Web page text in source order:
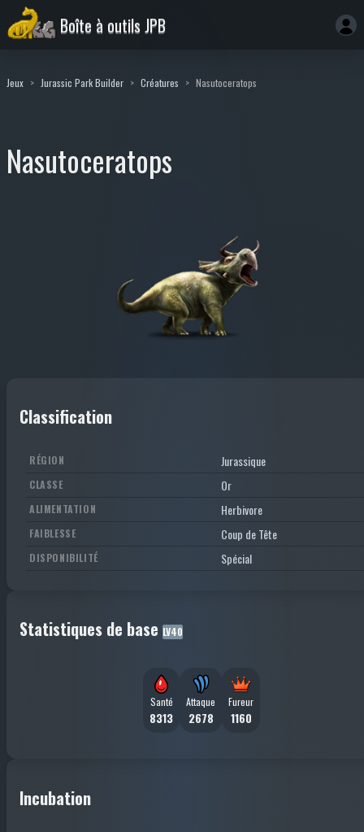
Boîte à outils JPB
Jeux Jurassic Park Builder Créatures Nasutoceratops
Nasutoceratops
Classification
RÉGION Jurassique
CLASSE Or
ALIMENTATION Herbivore
FAIBLESSE Coup de Tête
DISPONIBILITÉ Spécial
Statistiques de base LV40
Santé
8313
Attaque
2678
Fureur
1160
Incubation